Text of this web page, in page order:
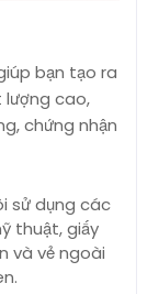
bạn tạo ra
lượng cao,
chứng nhận
sử dụng các
thuật, giấy
và vẻ ngoài